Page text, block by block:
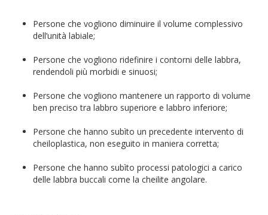
Persone che vogliono diminuire il volume complessivo
dell’unità labiale;
Persone che vogliono ridefinire i contorni delle labbra,
rendendoli più morbidi e sinuosi;
Persone che vogliono mantenere un rapporto di volume
ben preciso tra labbro superiore e labbro inferiore;
Persone che hanno subìto un precedente intervento di
cheiloplastica, non eseguito in maniera corretta;
Persone che hanno subìto processi patologici a carico
delle labbra buccali come la cheilite angolare.